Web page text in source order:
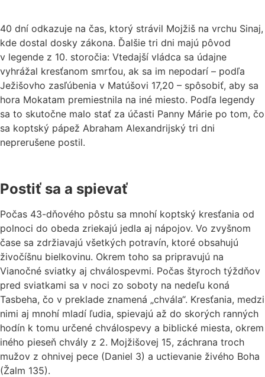
40 dní odkazuje na čas, ktorý strávil Mojžiš na vrchu Sinaj,
kde dostal dosky zákona. Ďalšie tri dni majú pôvod
v legende z 10. storočia: Vtedajší vládca sa údajne
vyhrážal kresťanom smrťou, ak sa im nepodarí – podľa
Ježišovho zasľúbenia v Matúšovi 17,20 – spôsobiť, aby sa
hora Mokatam premiestnila na iné miesto. Podľa legendy
sa to skutočne malo stať za účasti Panny Márie po tom, čo
sa koptský pápež Abraham Alexandrijský tri dni
neprerušene postil.
Postiť sa a spievať
Počas 43-dňového pôstu sa mnohí koptský kresťania od
polnoci do obeda zriekajú jedla aj nápojov. Vo zvyšnom
čase sa zdržiavajú všetkých potravín, ktoré obsahujú
živočíšnu bielkovinu. Okrem toho sa pripravujú na
Vianočné sviatky aj chválospevmi. Počas štyroch týždňov
pred sviatkami sa v noci zo soboty na nedeľu koná
Tasbeha, čo v preklade znamená „chvála“. Kresťania, medzi
nimi aj mnohí mladí ľudia, spievajú až do skorých ranných
hodín k tomu určené chválospevy a biblické miesta, okrem
iného pieseň chvály z 2. Mojžišovej 15, záchrana troch
mužov z ohnivej pece (Daniel 3) a uctievanie živého Boha
(Žalm 135).